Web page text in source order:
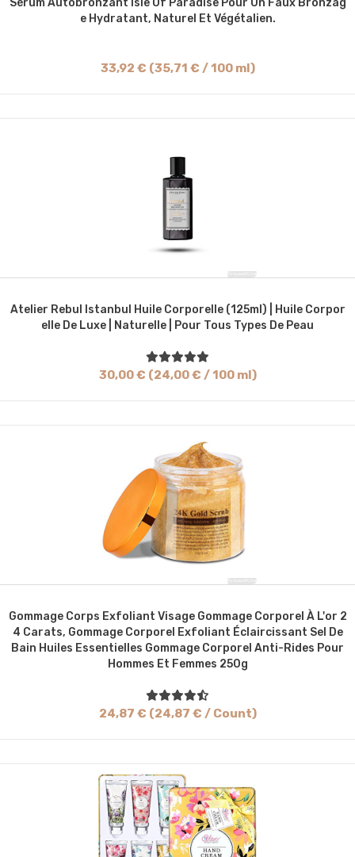
Sérum Autobronzant Isle Of Paradise Pour Un Faux Bronzag
E Hydratant, Naturel Et Végétalien.
33,92 € (35,71 € / 100 ml)
Atelier Rebul Istanbul Huile Corporelle (125ml) | Huile Corpor
Elle De Luxe | Naturelle | Pour Tous Types De Peau
30,00 € (24,00 € / 100 ml)
Gommage Corps Exfoliant Visage Gommage Corporel À L'or 2
4 Carats, Gommage Corporel Exfoliant Éclaircissant Sel De
Bain Huiles Essentielles Gommage Corporel Anti-Rides Pour
Hommes Et Femmes 250g
24,87 € (24,87 € / Count)